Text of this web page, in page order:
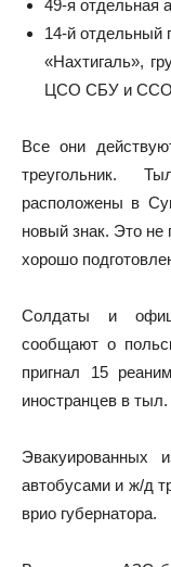
49-я отдельная
14-й отдельный
«Нахтигаль»,
ЦСО СБУ и ССО
Все они
треугольник.
расположены в
новый знак. Это не
хорошо
Солдаты и
сообщают о
пригнал 15
иностранцев в тыл.
Эвакуированных
автобусами и ж/д
врио губернатора.